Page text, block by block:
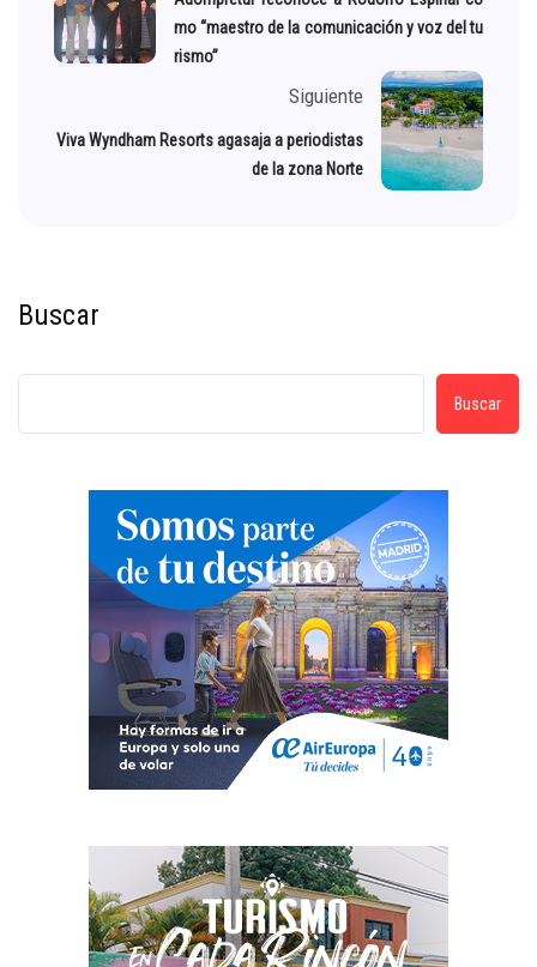
mo “maestro de la comunicación y voz del tu
rismo”
Siguiente
Viva Wyndham Resorts agasaja a periodistas
de la zona Norte
Buscar
Buscar